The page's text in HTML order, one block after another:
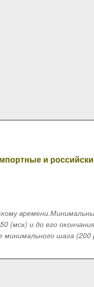
и
(мск) и до его
шага (200